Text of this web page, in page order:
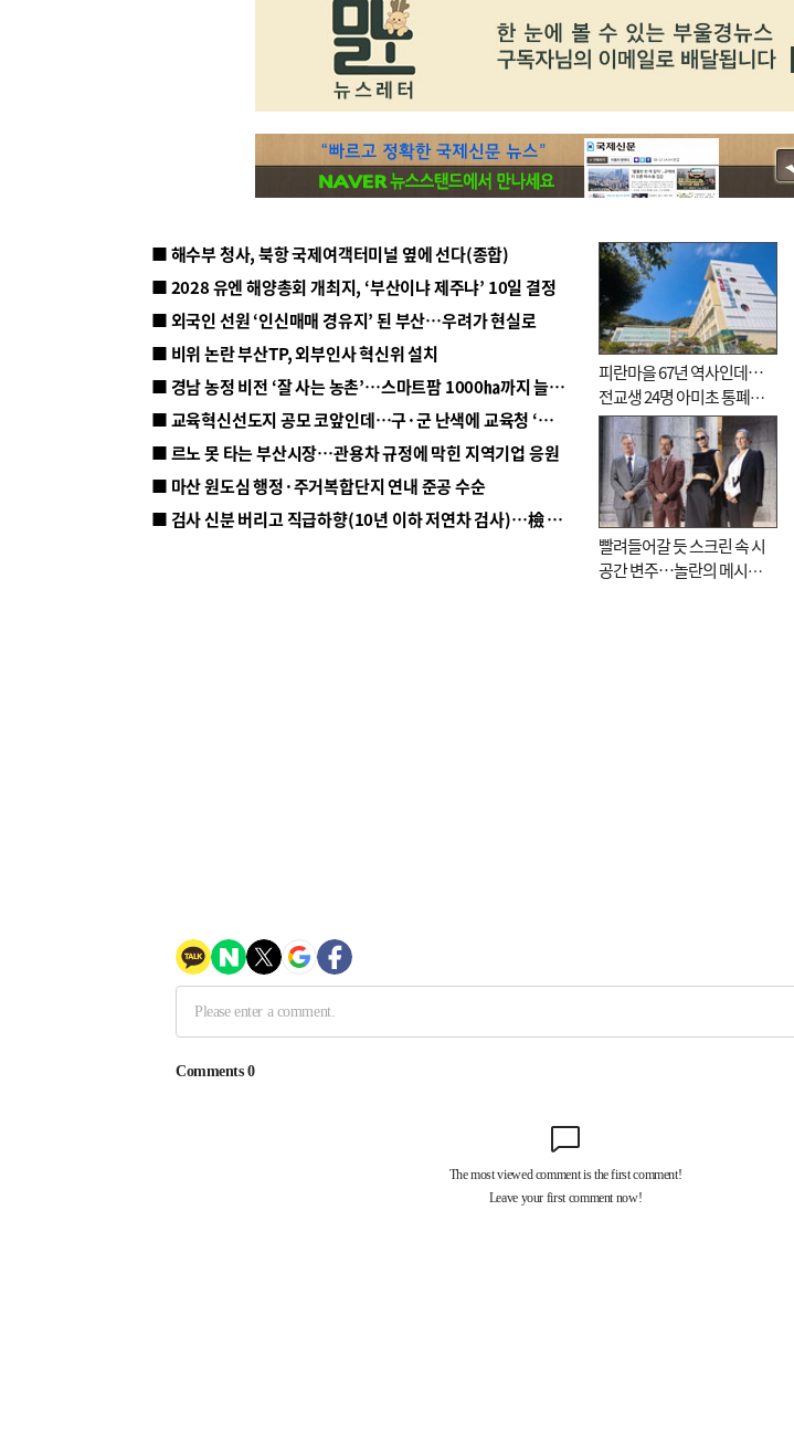
■ 해수부 청사, 북항 국제여객터미널 옆에 선다(종합)
■ 2028 유엔 해양총회 개최지, ‘부산이냐 제주냐’ 10일 결정
■ 외국인 선원 ‘인신매매 경유지’ 된 부산…우려가 현실로
■ 비위 논란 부산TP, 외부인사 혁신위 설치
■ 경남 농정 비전 ‘잘 사는 농촌’…스마트팜 1000㏊까지 늘린다
■ 교육혁신선도지 공모 코앞인데…구·군 난색에 교육청 ‘쩔쩔’
■ 르노 못 타는 부산시장…관용차 규정에 막힌 지역기업 응원
■ 마산 원도심 행정·주거복합단지 연내 준공 수순
■ 검사 신분 버리고 직급하향(10년 이하 저연차 검사)…檢 중수청행 기피
피란마을 67년 역사인데…
전교생 24명 아미초 통폐합
기로
빨려들어갈 듯 스크린 속 시
공간 변주…놀란의 메시지